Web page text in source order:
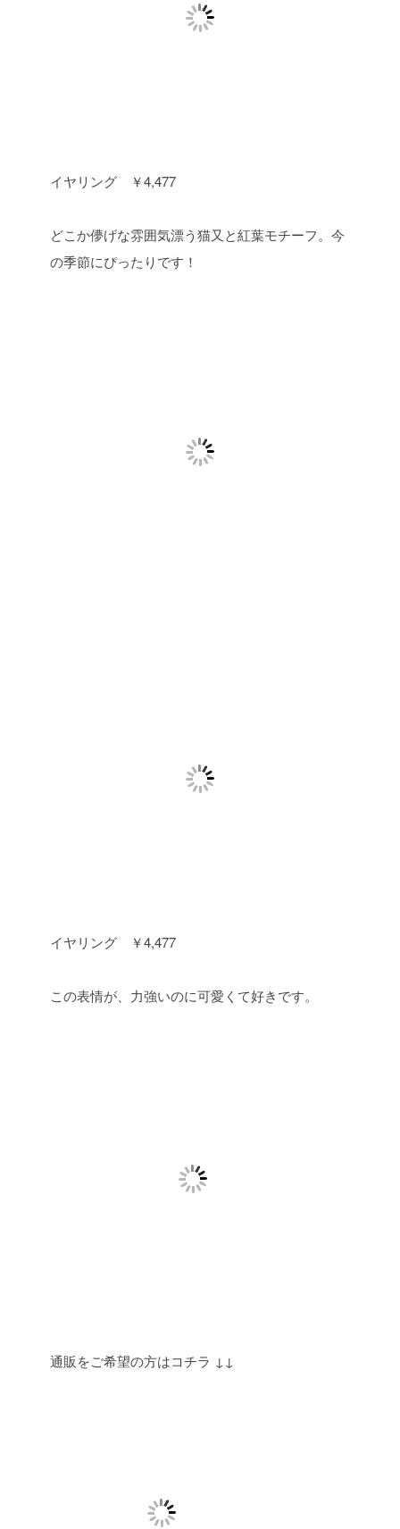
イヤリング ￥4,477
どこか儚げな雰囲気漂う猫又と紅葉モチーフ。今
の季節にぴったりです！
イヤリング ￥4,477
この表情が、力強いのに可愛くて好きです。
通販をご希望の方はコチラ ↓↓